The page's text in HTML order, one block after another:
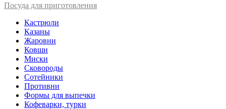
Посуда для приготовления
Кастрюли
Казаны
Жаровни
Ковши
Миски
Сковороды
Сотейники
Противни
Формы для выпечки
Кофеварки, турки